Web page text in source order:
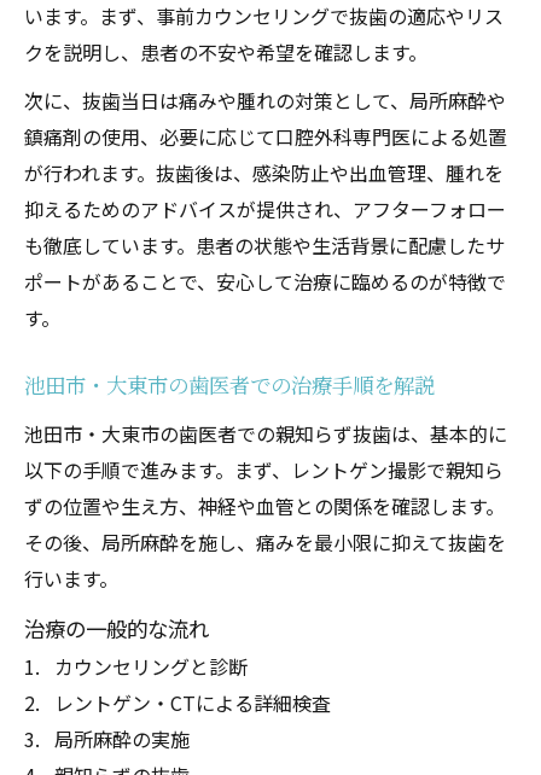
います。まず、事前カウンセリングで抜歯の適応やリス
クを説明し、患者の不安や希望を確認します。
次に、抜歯当日は痛みや腫れの対策として、局所麻酔や
鎮痛剤の使用、必要に応じて口腔外科専門医による処置
が行われます。抜歯後は、感染防止や出血管理、腫れを
抑えるためのアドバイスが提供され、アフターフォロー
も徹底しています。患者の状態や生活背景に配慮したサ
ポートがあることで、安心して治療に臨めるのが特徴で
す。
池田市・大東市の歯医者での治療手順を解説
池田市・大東市の歯医者での親知らず抜歯は、基本的に
以下の手順で進みます。まず、レントゲン撮影で親知ら
ずの位置や生え方、神経や血管との関係を確認します。
その後、局所麻酔を施し、痛みを最小限に抑えて抜歯を
行います。
治療の一般的な流れ
カウンセリングと診断
レントゲン・CTによる詳細検査
局所麻酔の実施